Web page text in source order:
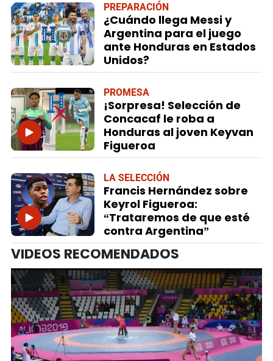
PREPARACIÓN
¿Cuándo llega Messi y
Argentina para el juego
ante Honduras en Estados
Unidos?
PROMESA
¡Sorpresa! Selección de
Concacaf le roba a
Honduras al joven Keyvan
Figueroa
LA SELECCIÓN
Francis Hernández sobre
Keyrol Figueroa:
“Trataremos de que esté
contra Argentina”
VIDEOS RECOMENDADOS